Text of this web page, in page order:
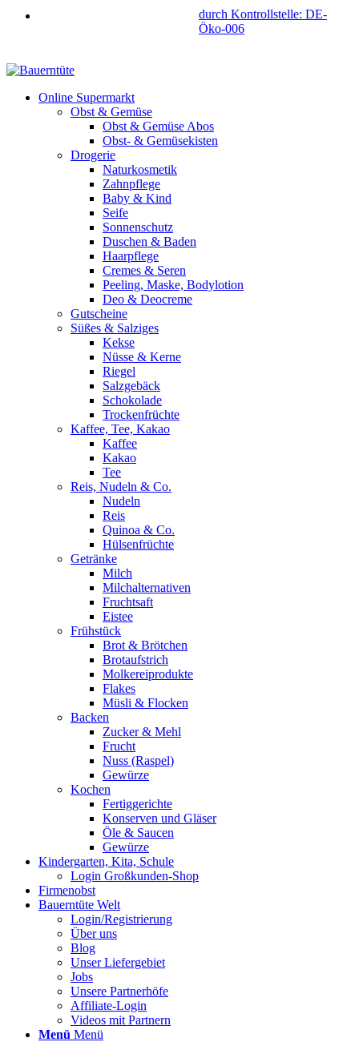
durch Kontrollstelle: DE-
Öko-006
Online Supermarkt
Obst & Gemüse
Obst & Gemüse Abos
Obst- & Gemüsekisten
Drogerie
Naturkosmetik
Zahnpflege
Baby & Kind
Seife
Sonnenschutz
Duschen & Baden
Haarpflege
Cremes & Seren
Peeling, Maske, Bodylotion
Deo & Deocreme
Gutscheine
Süßes & Salziges
Kekse
Nüsse & Kerne
Riegel
Salzgebäck
Schokolade
Trockenfrüchte
Kaffee, Tee, Kakao
Kaffee
Kakao
Tee
Reis, Nudeln & Co.
Nudeln
Reis
Quinoa & Co.
Hülsenfrüchte
Getränke
Milch
Milchalternativen
Fruchtsaft
Eistee
Frühstück
Brot & Brötchen
Brotaufstrich
Molkereiprodukte
Flakes
Müsli & Flocken
Backen
Zucker & Mehl
Frucht
Nuss (Raspel)
Gewürze
Kochen
Fertiggerichte
Konserven und Gläser
Öle & Saucen
Gewürze
Kindergarten, Kita, Schule
Login Großkunden-Shop
Firmenobst
Bauerntüte Welt
Login/Registrierung
Über uns
Blog
Unser Liefergebiet
Jobs
Unsere Partnerhöfe
Affiliate-Login
Videos mit Partnern
Menü Menü